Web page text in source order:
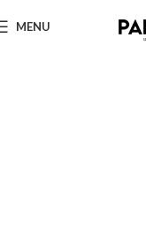
MENU